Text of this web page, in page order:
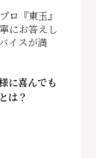
ロ『東玉』
にお答えし
イスが満
に喜んでも
は？